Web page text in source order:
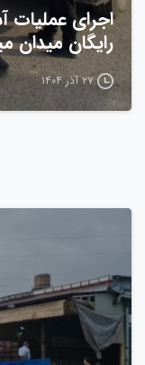
اجرای عملیات
رایگان میدان
۲۷ آذر ۱۴۰۴